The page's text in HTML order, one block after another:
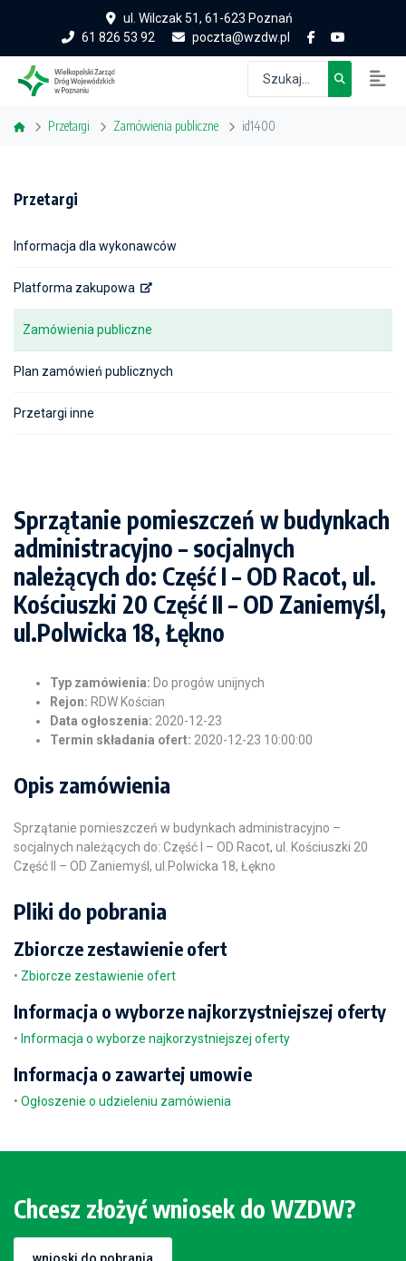
ul. Wilczak 51, 61-623 Poznań
61 826 53 92
poczta@wzdw.pl
Przetargi Zamówienia publiczne id1400
Przetargi
Informacja dla wykonawców
Platforma zakupowa
Zamówienia publiczne
Plan zamówień publicznych
Przetargi inne
Sprzątanie pomieszczeń w budynkach
administracyjno – socjalnych
należących do: Część I – OD Racot, ul.
Kościuszki 20 Część II – OD Zaniemyśl,
ul.Polwicka 18, Łękno
Typ zamówienia: Do progów unijnych
Rejon: RDW Kościan
Data ogłoszenia: 2020-12-23
Termin składania ofert: 2020-12-23 10:00:00
Opis zamówienia
Sprzątanie pomieszczeń w budynkach administracyjno –
socjalnych należących do: Część I – OD Racot, ul. Kościuszki 20
Część II – OD Zaniemyśl, ul.Polwicka 18, Łękno
Pliki do pobrania
Zbiorcze zestawienie ofert
• Zbiorcze zestawienie ofert
Informacja o wyborze najkorzystniejszej oferty
• Informacja o wyborze najkorzystniejszej oferty
Informacja o zawartej umowie
• Ogłoszenie o udzieleniu zamówienia
Chcesz złożyć wniosek do WZDW?